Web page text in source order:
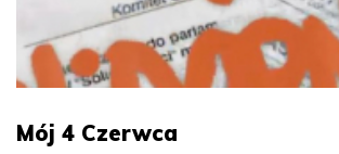
Mój 4 Czerwca